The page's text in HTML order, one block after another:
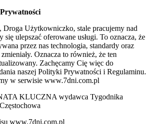
Użytkowniczko, stale pracujemy nad
się ulepszać oferowane usługi. To oznacza, że
przez nas technologia, standardy oraz
Oznacza to również, że ten
Zachęcamy Cię więc do
naszej Polityki Prywatności i Regulaminu.
w serwisie www.7dni.com.pl
KLUCZNA wydawca Tygodnika
www.7dni.com.pl